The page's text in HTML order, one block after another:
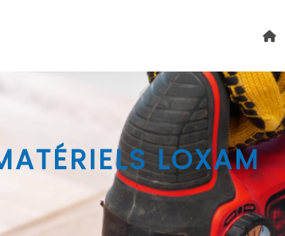
LOXAM